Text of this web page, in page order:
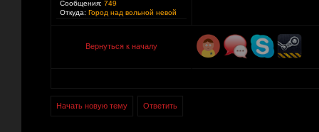
Сообщения: 749
Откуда: Город над вольной невой
Вернуться к началу
Начать новую тему Ответить